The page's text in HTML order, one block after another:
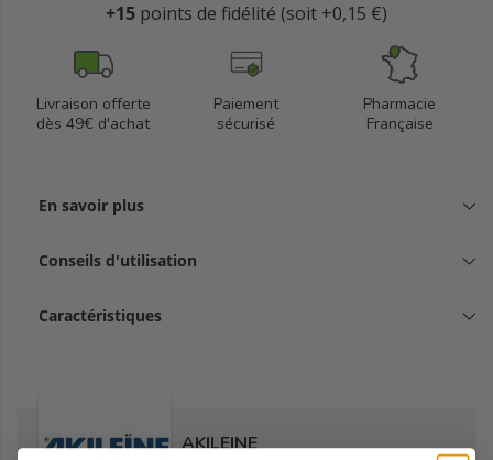
+15 points de fidélité (soit +0,15 €)
Livraison offerte
dès 49€ d'achat
Paiement
sécurisé
Pharmacie
Française
En savoir plus
Conseils d'utilisation
Caractéristiques
AKILEINE